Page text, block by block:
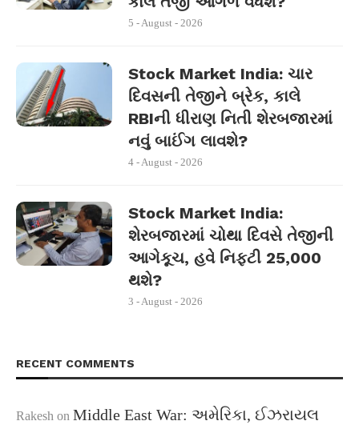
5 - August - 2026
Stock Market India: ચાર
દિવસની તેજીને બ્રેક, કાલે
RBIની ધીરાણ નિતી શેરબજારમાં
નવું બાઈંગ લાવશે?
4 - August - 2026
Stock Market India:
શેરબજારમાં ચોથા દિવસે તેજીની
આગેકૂચ, હવે નિફ્ટી 25,000
થશે?
3 - August - 2026
RECENT COMMENTS
Rakesh on Middle East War: અમેરિકા, ઈઝરાયલ